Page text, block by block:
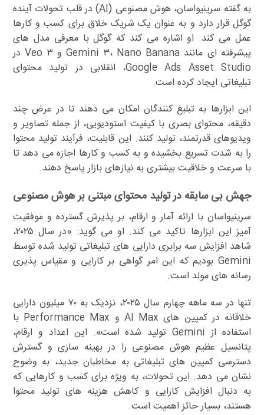
به گفته سرینیواسان، هوش مصنوعی (AI) در قلب تحولات آینده
گوگل قرار دارد و به عنوان یک شریک خلاق برای کسب و کارها
عمل می کند. او اشاره می کند که گوگل با معرفی مدل های
پیشرفته ای مانند Gemini ۳، Nano Banana و Veo ۳ در
Google Ads Asset Studio، انقلابی در تولید محتوای
تبلیغاتی ایجاد کرده است.
این ابزارها به تبلیغ کنندگان امکان می دهند تا در عرض چند
دقیقه، محتوای بصری با کیفیت استودیویی، از جمله تصاویر و
ویدیوهای قدرتمند، تولید کنند. این قابلیت، فرآیند تولید محتوا
را به شدت تسریع بخشیده و به کسب و کارها اجازه می دهد تا
با سرعت و خلاقیت بیشتری به نیازهای بازار پاسخ دهند.
جهش بی سابقه در تولید محتوای مبتنی بر هوش مصنوعی
سرینیواسان با ارائه آمار و ارقام، بر پذیرش گسترده و موفقیت
آمیز این ابزارها تاکید می کند. او می گوید: «در سال ۲۰۲۵،
شاهد افزایش سه برابری دارایی های تبلیغاتی تولید شده توسط
Gemini بودیم که این امر گواهی بر کارایی و مقیاس پذیری
رسانه های مولد است.
تنها در سه ماهه چهارم سال ۲۰۲۵، نزدیک به ۷۰ میلیون دارایی
خلاقانه در کمپین های AI Max و Performance Max با
استفاده از Gemini تولید شده است». این اعداد و ارقام،
پتانسیل عظیم هوش مصنوعی را در بهینه سازی و گسترش
دسترسی کمپین های تبلیغاتی به مخاطبان جدید، به وضوح
نشان می دهد. این تحولات، به ویژه برای کسب و کارهایی که
به دنبال افزایش کارایی و کاهش هزینه های تولید محتوا
هستند، بسیار حائز اهمیت است.